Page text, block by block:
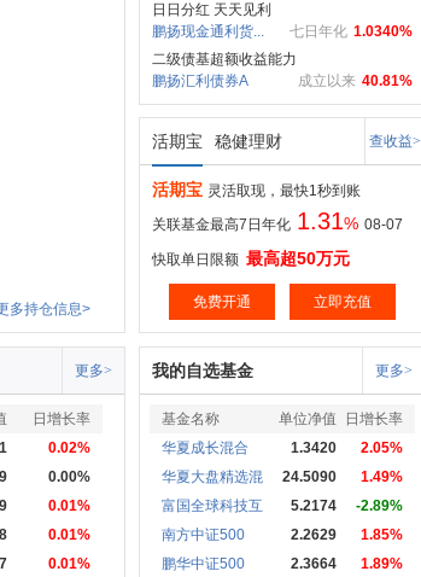
多持仓信息>
日日分红 天天见利
1.0340%
七日年化
鹏扬现金通利货...
二级债基超额收益能力
40.81%
成立以来
鹏扬汇利债券A
活期宝 稳健理财 查收益>
活期宝 灵活取现，最快1秒到账
关联基金最高7日年化 1.31% 08-07
快取单日限额 最高超50万元
免费开通 立即充值
更多>
日增长率
0.02%
0.00%
0.01%
0.01%
0.01%
我的自选基金 更多>
基金名称 单位净值
日增长率
华夏成长混合
1.3420
2.05%
华夏大盘精选混
24.5090
1.49%
富国全球科技互
5.2174
-2.89%
南方中证500
2.2629
1.85%
鹏华中证500
2.3664
1.89%